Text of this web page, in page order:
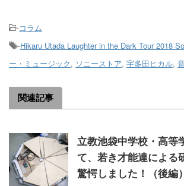
-コラム
-Hikaru Utada Laughter in the Dark Tour 2018
ー・ミュージック, ソニーストア, 宇多田ヒカル,
関連記事
立教池袋中学校・高等
て、若き才能達による
驚愕しました！（後編）